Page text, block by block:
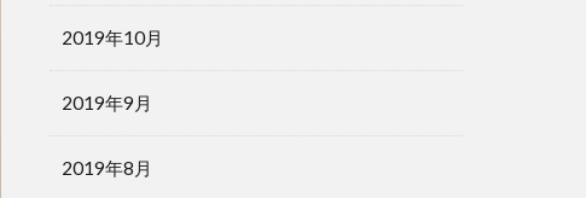
2019年10月
2019年9月
2019年8月